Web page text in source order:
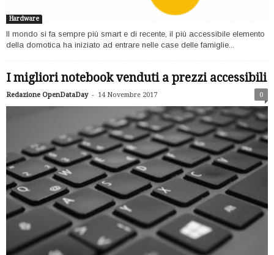
Hardware
Il mondo si fa sempre più smart e di recente, il più accessibile elemento
della domotica ha iniziato ad entrare nelle case delle famiglie...
I migliori notebook venduti a prezzi accessibili
Redazione OpenDataDay - 14 Novembre 2017 0